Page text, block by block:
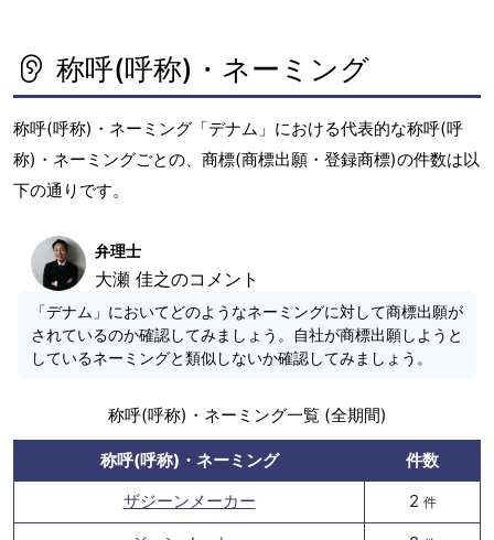
称呼(呼称)・ネーミング
称呼(呼称)・ネーミング「デナム」における代表的な称呼(呼
称)・ネーミングごとの、商標(商標出願・登録商標)の件数は以
下の通りです。
弁理士
大瀬 佳之のコメント
「デナム」においてどのようなネーミングに対して商標出願が
されているのか確認してみましょう。自社が商標出願しようと
しているネーミングと類似しないか確認してみましょう。
称呼(呼称)・ネーミング一覧 (全期間)
称呼(呼称)・ネーミング
件数
ザジーンメーカー
2 件